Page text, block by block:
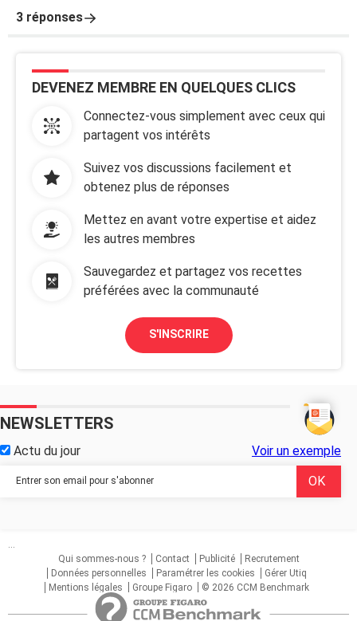
3 réponses
DEVENEZ MEMBRE EN QUELQUES CLICS
Connectez-vous simplement avec ceux qui
partagent vos intérêts
Suivez vos discussions facilement et
obtenez plus de réponses
Mettez en avant votre expertise et aidez
les autres membres
Sauvegardez et partagez vos recettes
préférées avec la communauté
S'INSCRIRE
NEWSLETTERS
Actu du jour Voir un exemple
...
Qui sommes-nous ?
Contact Publicité
Recrutement
Données personnelles
Paramétrer les cookies
Gérer Utiq
Mentions légales
Groupe Figaro © 2026 CCM Benchmark